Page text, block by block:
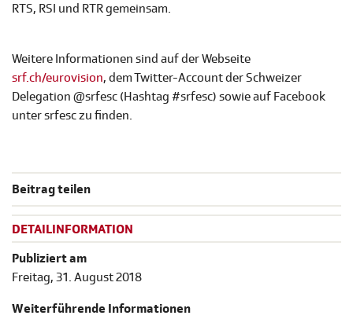
RTS, RSI und RTR gemeinsam.
Weitere Informationen sind auf der Webseite
srf.ch/eurovision, dem Twitter-Account der Schweizer
Delegation @srfesc (Hashtag #srfesc) sowie auf Facebook
unter srfesc zu finden.
Beitrag teilen
DETAILINFORMATION
Publiziert am
Freitag, 31. August 2018
Weiterführende Informationen